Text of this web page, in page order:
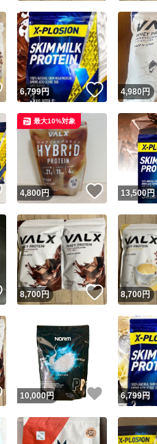
ユ
Yahoo!フリマが定めた一定の基準
安心取引出品者
安心取引出品者 Yahoo!フ
取引実績
取引実績◯+ このユー
他フリマ実績◯+ このユー
スピード&安心発送
※このバッジは実績に基づく表示であり
この商
商品画像の無断転載は禁止
コピーは1商品につき1回で
いいね！
6,799円 いいね！
4,980円
いいね！
4,800円 いいね！
最大10%対象
13,500円
いいね！
8,700円 いいね！
8,700円
いいね！
10,000円 いいね！
6,799円